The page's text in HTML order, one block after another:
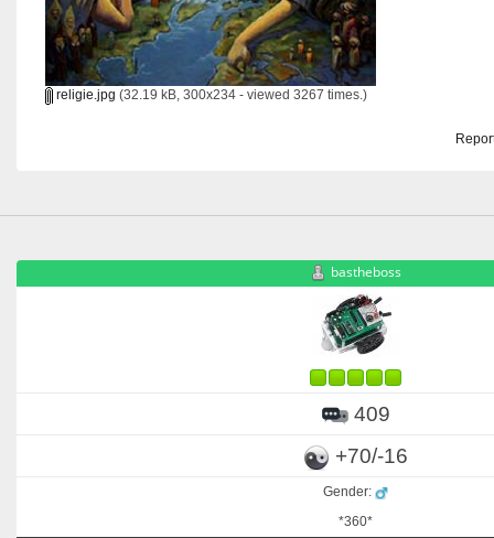
religie.jpg (32.19 kB, 300x234 - viewed 3267 times.)
bastheboss
409
+70/-16
Gender:
*360*